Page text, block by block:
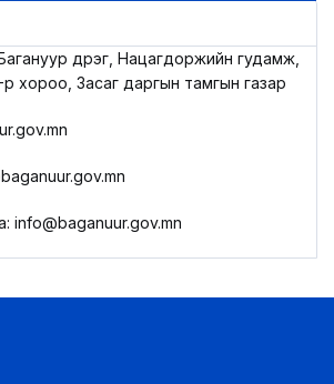
дүүрэг, Нацагдоржийн гудамж,
хороо, Засаг даргын тамгын газар
info@baganuur.gov.mn